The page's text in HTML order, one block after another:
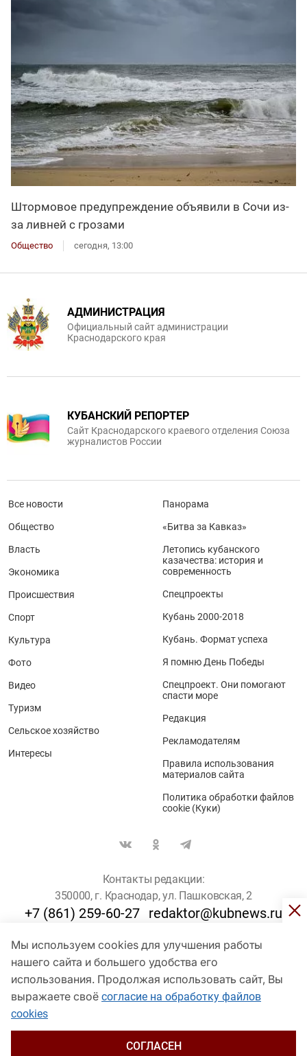
Штормовое предупреждение объявили в Сочи из-
за ливней с грозами
Общество сегодня, 13:00
Мы используем cookies для улучшения работы
нашего сайта и большего удобства его
использования. Продолжая использовать сайт, Вы
выражаете своё согласие на обработку файлов
cookies
СОГЛАСЕН
АДМИНИСТРАЦИЯ
Официальный сайт администрации
Краснодарского края
КУБАНСКИЙ РЕПОРТЕР
Сайт Краснодарского краевого отделения Союза
журналистов России
Все новости
Общество
Власть
Экономика
Происшествия
Спорт
Культура
Фото
Видео
Туризм
Сельское хозяйство
Интересы
Панорама
«Битва за Кавказ»
Летопись кубанского
казачества: история и
современность
Спецпроекты
Кубань 2000-2018
Кубань. Формат успеха
Я помню День Победы
Спецпроект. Они помогают
спасти море
Редакция
Рекламодателям
Правила использования
материалов сайта
Политика обработки файлов
cookie (Куки)
Контакты редакции:
350000, г. Краснодар, ул. Пашковская, 2
+7 (861) 259-60-27 redaktor@kubnews.ru
Для пользователей старше 16 лет
© Кубанские Новости, 2017
Сетевое издание «kubnews» зарегистрировано Федеральной
службой по надзору в сфере связи, информационных технологий
и массовых коммуникаций (Роскомнадзор). Регистрационный
Пашковская, 2). Главный редактор – Филиппов О. Ю.